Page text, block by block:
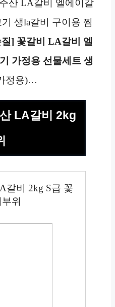
산 LA갈비 엘에이갈
생la갈비 구이용 찜
] 꽃갈비 LA갈비 엘
가정용 선물세트 생
정용)…
LA갈비 2kg
갈비 2kg S급 꽃
위